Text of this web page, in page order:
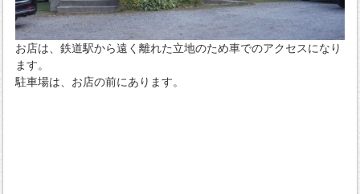
お店は、鉄道駅から遠く離れた立地のため車でのアクセスになり
ます。
駐車場は、お店の前にあります。